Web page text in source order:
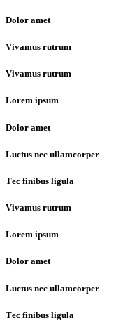
Dolor amet
Vivamus rutrum
Vivamus rutrum
Lorem ipsum
Dolor amet
Luctus nec ullamcorper
Тec finibus ligula
Vivamus rutrum
Lorem ipsum
Dolor amet
Luctus nec ullamcorper
Тec finibus ligula